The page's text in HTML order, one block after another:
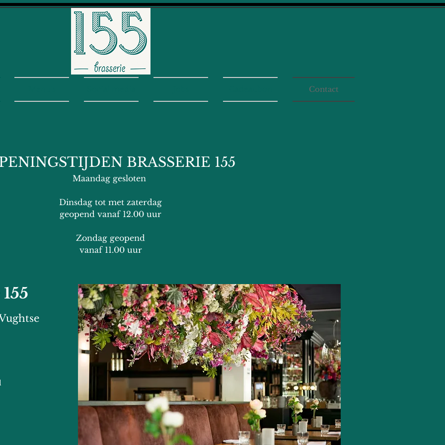
Contact
BRASSERIE 155
Maandag gesloten
Dinsdag tot met zaterdag
geopend vanaf 12.00 uur
Zondag geopend
vanaf 11.00 uur